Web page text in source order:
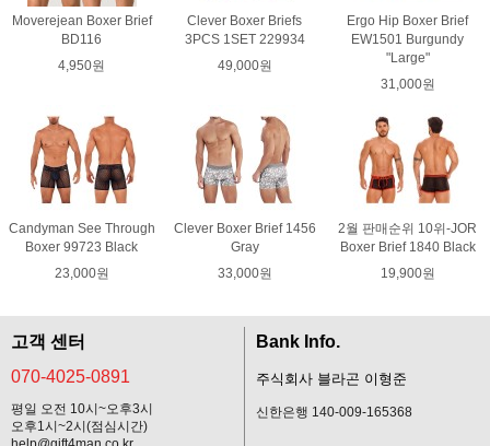
Moverejean Boxer Brief
BD116
4,950원
Clever Boxer Briefs
3PCS 1SET 229934
49,000원
Ergo Hip Boxer Brief
EW1501 Burgundy
"Large"
31,000원
Candyman See Through
Boxer 99723 Black
23,000원
Clever Boxer Brief 1456
Gray
33,000원
2월 판매순위 10위-JOR
Boxer Brief 1840 Black
19,900원
고객 센터
070-4025-0891
평일 오전 10시~오후3시
오후1시~2시(점심시간)
Bank Info.
주식회사 블라곤 이형준
신한은행 140-009-165368